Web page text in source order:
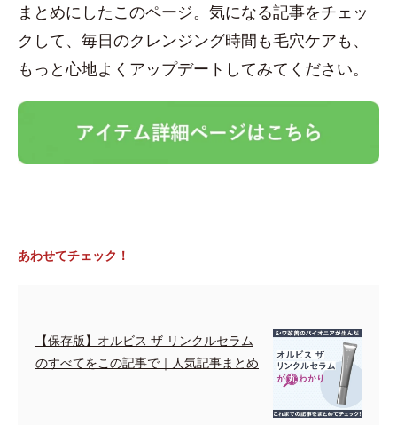
まとめにしたこのページ。気になる記事をチェッ
クして、毎日のクレンジング時間も毛穴ケアも、
もっと心地よくアップデートしてみてください。
あわせてチェック！
【保存版】オルビス ザ リンクルセラム
のすべてをこの記事で｜人気記事まとめ